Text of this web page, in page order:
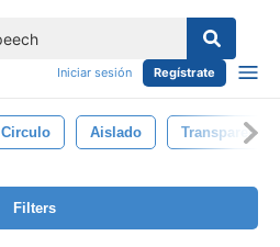
Iniciar sesión Regístrate
Circulo Aislado Transparente
Filters